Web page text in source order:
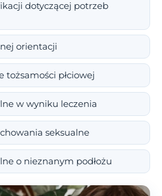
dotyczącej potrzeb
orientacji
tożsamości płciowej
w wyniku leczenia
seksualne
o nieznanym podłożu